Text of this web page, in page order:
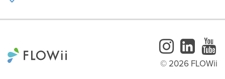
Instagram
© 2026 FLOWii